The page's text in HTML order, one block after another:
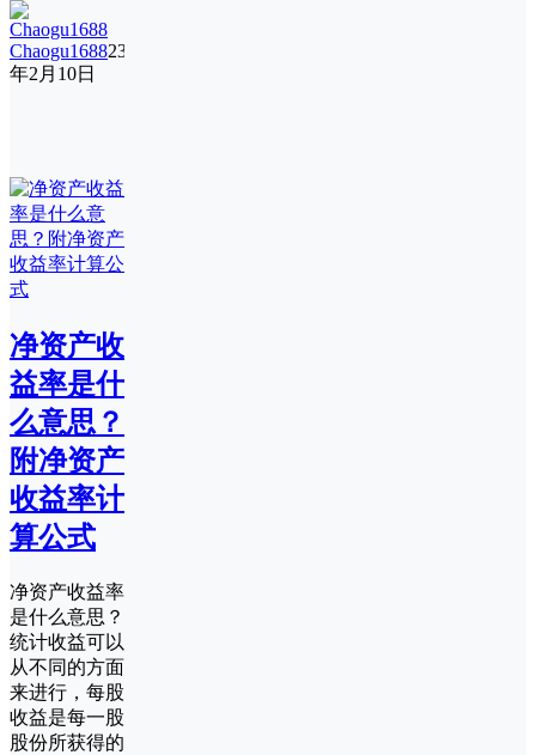
Chaogu168823
年2月10日
净资产收
益率是什
么意思？
附净资产
收益率计
算公式
净资产收益率
是什么意思？
统计收益可以
从不同的方面
来进行，每股
收益是每一股
股份所获得的